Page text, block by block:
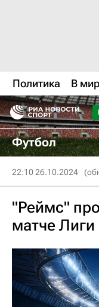
Политика В
Футбол
22:10 26.10.2024
"Реймс"
матче Лиги